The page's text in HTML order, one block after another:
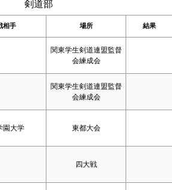
剣道部
相手 場所 結果
関東学生剣道連盟監督
会練成会
関東学生剣道連盟監督
会練成会
園大学 東都大会
四大戦